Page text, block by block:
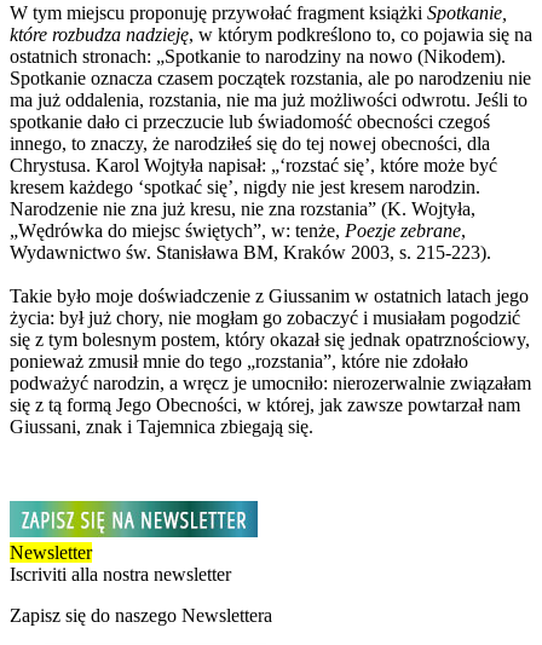
W tym miejscu proponuję przywołać fragment książki Spotkanie,
które rozbudza nadzieję, w którym podkreślono to, co pojawia się na
ostatnich stronach: „Spotkanie to narodziny na nowo (Nikodem).
Spotkanie oznacza czasem początek rozstania, ale po narodzeniu nie
ma już oddalenia, rozstania, nie ma już możliwości odwrotu. Jeśli to
spotkanie dało ci przeczucie lub świadomość obecności czegoś
innego, to znaczy, że narodziłeś się do tej nowej obecności, dla
Chrystusa. Karol Wojtyła napisał: „‘rozstać się’, które może być
kresem każdego ‘spotkać się’, nigdy nie jest kresem narodzin.
Narodzenie nie zna już kresu, nie zna rozstania” (K. Wojtyła,
„Wędrówka do miejsc świętych”, w: tenże, Poezje zebrane,
Wydawnictwo św. Stanisława BM, Kraków 2003, s. 215-223).
Takie było moje doświadczenie z Giussanim w ostatnich latach jego
życia: był już chory, nie mogłam go zobaczyć i musiałam pogodzić
się z tym bolesnym postem, który okazał się jednak opatrznościowy,
ponieważ zmusił mnie do tego „rozstania”, które nie zdołało
podważyć narodzin, a wręcz je umocniło: nierozerwalnie związałam
się z tą formą Jego Obecności, w której, jak zawsze powtarzał nam
Giussani, znak i Tajemnica zbiegają się.
Newsletter
Iscriviti alla nostra newsletter
Zapisz się do naszego Newslettera